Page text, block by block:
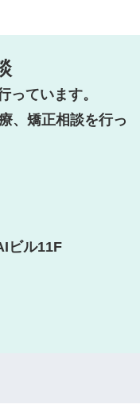
っています。
、矯正相談を行っ
ビル11F